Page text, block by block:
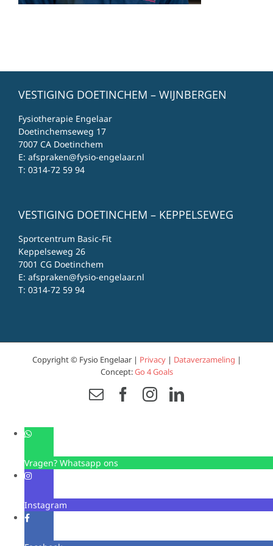
VESTIGING DOETINCHEM – WIJNBERGEN
Fysiotherapie Engelaar
Doetinchemseweg 17
7007 CA Doetinchem
E: afspraken@fysio-engelaar.nl
T: 0314-72 59 94
VESTIGING DOETINCHEM – KEPPELSEWEG
Sportcentrum Basic-Fit
Keppelseweg 26
7001 CG Doetinchem
E: afspraken@fysio-engelaar.nl
T: 0314-72 59 94
Copyright © Fysio Engelaar | Privacy| Dataverzameling |
Concept:Go 4 Goals
Email Facebook
Instagram
LinkedIn
Vragen? Whatsapp ons
Instagram